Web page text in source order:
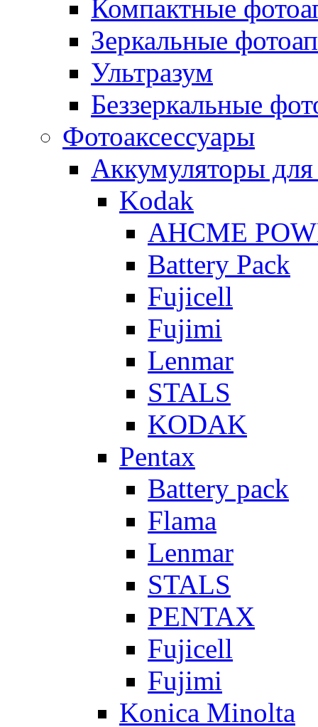
Компактные
Зеркальные
Ультразум
Беззеркальные
Фотоаксессуары
Аккумуляторы для
Kodak
AHCME
Battery Pack
Fujicell
Fujimi
Lenmar
STALS
KODAK
Pentax
Battery pack
Flama
Lenmar
STALS
PENTAX
Fujicell
Fujimi
Konica Minolta